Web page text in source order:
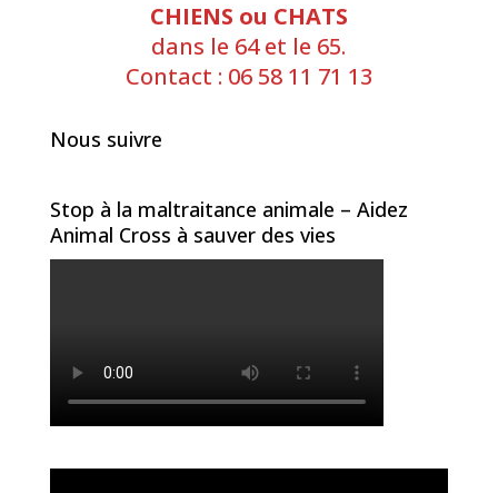
CHIENS ou CHATS
dans le 64 et le 65.
Contact : 06 58 11 71 13
Nous suivre
Stop à la maltraitance animale – Aidez
Animal Cross à sauver des vies